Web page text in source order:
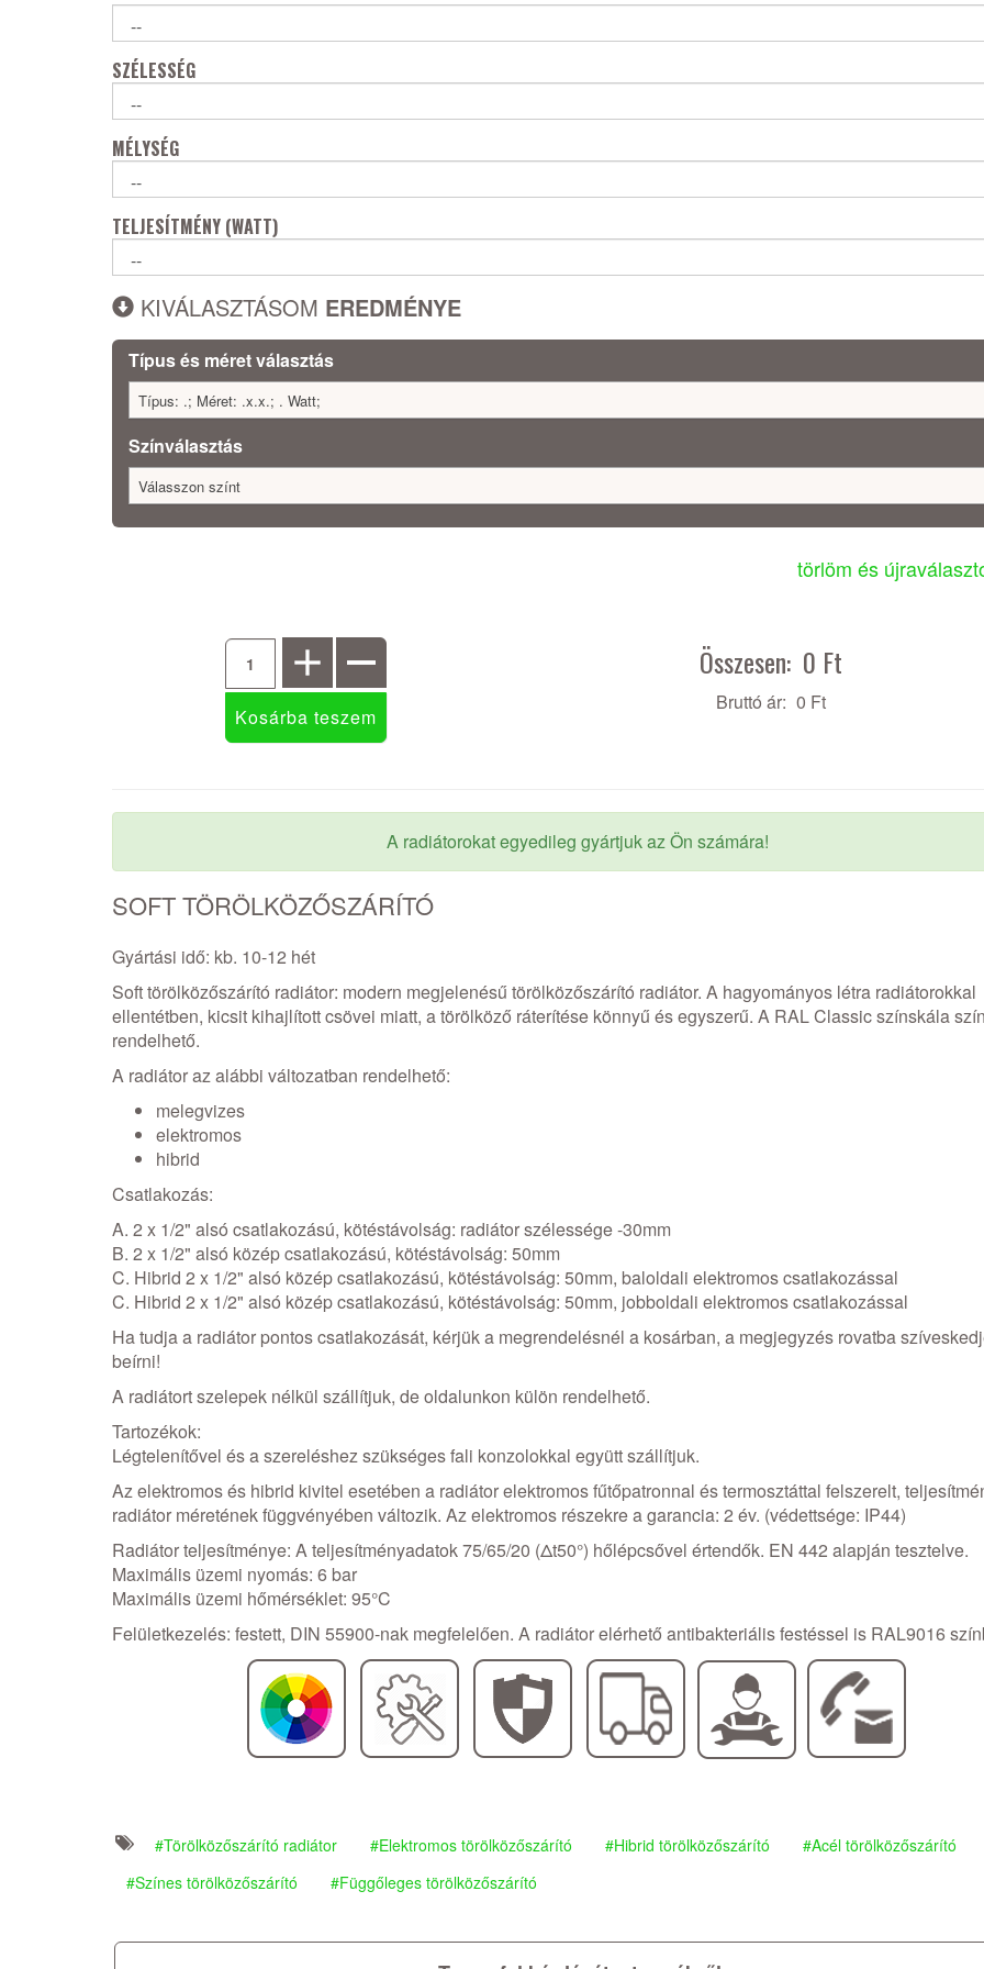
SZÉLESSÉG
MÉLYSÉG
TELJESÍTMÉNY (WATT)
KIVÁLASZTÁSOM EREDMÉNYE
Típus és méret választás
Típus: .; Méret: .x.x.; . Watt;
Színválasztás
Válasszon színt
törlöm és
Összesen: 0 Ft
Bruttó ár: 0 Ft
A radiátorokat egyedileg gyártjuk az Ön számára!
SOFT TÖRÖLKÖZŐSZÁRÍTÓ
Gyártási idő: kb. 10-12 hét
Soft törölközőszárító radiátor: modern megjelenésű törölközőszárító radiátor. A hagyományos létra radiátorokkal
ellentétben, kicsit kihajlított csövei miatt, a törölköző ráterítése könnyű és egyszerű. A RAL Classic színskála
rendelhető.
A radiátor az alábbi változatban rendelhető:
melegvizes
elektromos
hibrid
Csatlakozás:
A. 2 x 1/2" alsó csatlakozású, kötéstávolság: radiátor szélessége -30mm
B. 2 x 1/2" alsó közép csatlakozású, kötéstávolság: 50mm
C. Hibrid 2 x 1/2" alsó közép csatlakozású, kötéstávolság: 50mm, baloldali elektromos csatlakozással
C. Hibrid 2 x 1/2" alsó közép csatlakozású, kötéstávolság: 50mm, jobboldali elektromos csatlakozással
Ha tudja a radiátor pontos csatlakozását, kérjük a megrendelésnél a kosárban, a megjegyzés rovatba
beírni!
A radiátort szelepek nélkül szállítjuk, de oldalunkon külön rendelhető.
Tartozékok:
Légtelenítővel és a szereléshez szükséges fali konzolokkal együtt szállítjuk.
Az elektromos és hibrid kivitel esetében a radiátor elektromos fűtőpatronnal és termosztáttal felszerelt,
radiátor méretének függvényében változik. Az elektromos részekre a garancia: 2 év. (védettsége: IP44)
Radiátor teljesítménye: A teljesítményadatok 75/65/20 (Δt50°) hőlépcsővel értendők. EN 442 alapján tesztelve.
Maximális üzemi nyomás: 6 bar
Maximális üzemi hőmérséklet: 95°C
Felületkezelés: festett, DIN 55900-nak megfelelően. A radiátor elérhető antibakteriális festéssel is RAL9016
Törölközőszárító radiátor Elektromos törölközőszárító Hibrid törölközőszárító
Acél törölközőszárító
Színes törölközőszárító
Függőleges törölközőszárító